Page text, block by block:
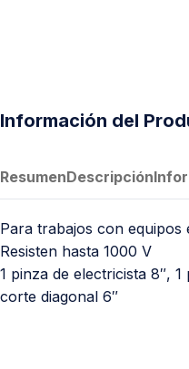
Información del
ResumenDescripción
Para trabajos con equipos
Resisten hasta 1000 V
1 pinza de electricista 8″,
corte diagonal 6″